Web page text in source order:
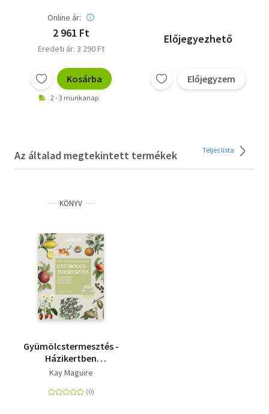
Online ár:
2 961 Ft
Eredeti ár: 3 290 Ft
Kosárba
2 - 3 munkanap
Előjegyezhető
Előjegyzem
Az általad megtekintett termékek Teljes lista
KÖNYV
Gyümölcstermesztés -
Házikertben
szakszerűen,
Kay Maguire